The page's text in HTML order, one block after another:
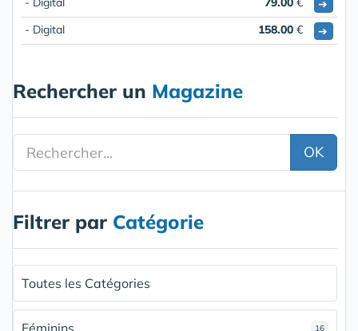
➔
- Digital
158.00 € ➔
Rechercher un Magazine
OK
Filtrer par Catégorie
Toutes les Catégories
Féminins 16